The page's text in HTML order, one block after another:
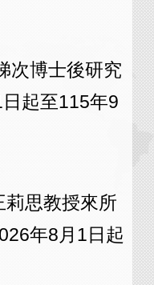
次博士後研究
起至115年9
思教授來所
年8月1日起